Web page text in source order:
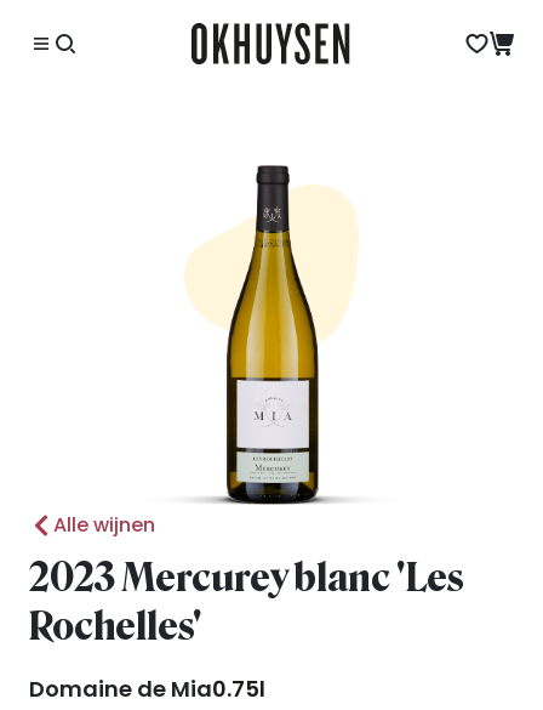
Alle wijnen
2023 Mercurey blanc 'Les
Rochelles'
Domaine de Mia0.75l